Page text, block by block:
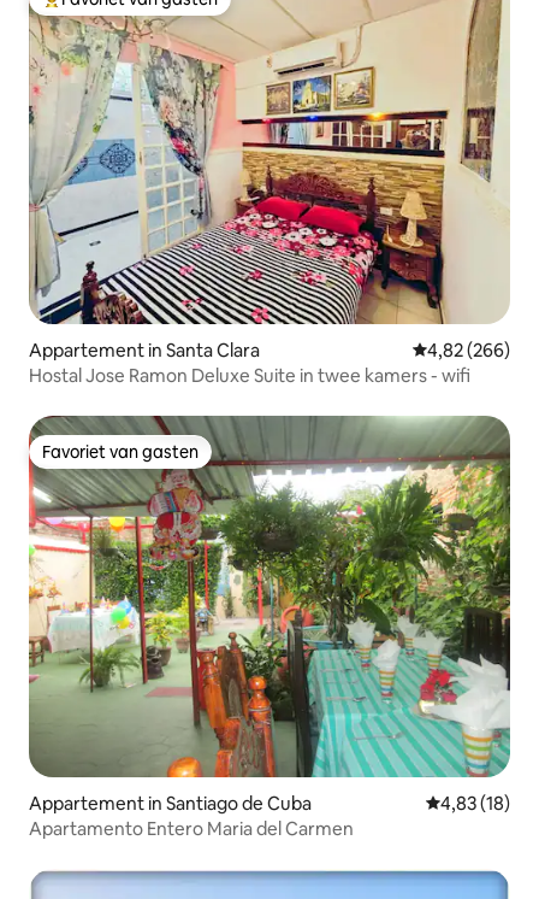
Topfavoriet van gasten
Appartement in Santa Clara Gemiddelde
4,82 (266)
Hostal Jose Ramon Deluxe Suite in twee kamers - wifi
Favoriet van gasten
Favoriet van gasten
Appartement in Santiago de Cuba Gemiddelde
4,83 (18)
Apartamento Entero Maria del Carmen